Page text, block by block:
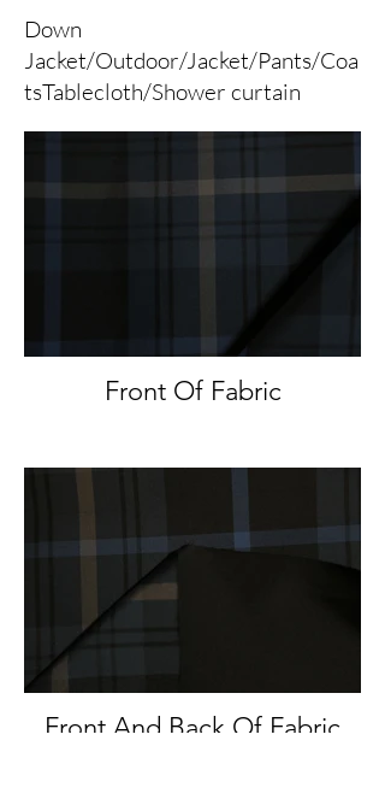
Down
Jacket/Outdoor/Jacket/Pants/Coa
tsTablecloth/Shower curtain
Front Of Fabric
Front And Back Of Fabric